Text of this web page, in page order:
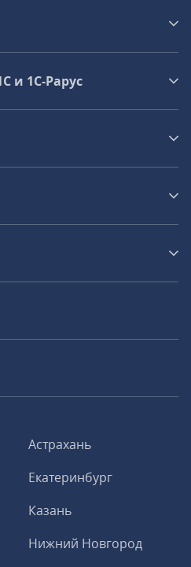
Астрахань
Екатеринбург
Казань
Нижний Новгород
и 1С‑Рарус